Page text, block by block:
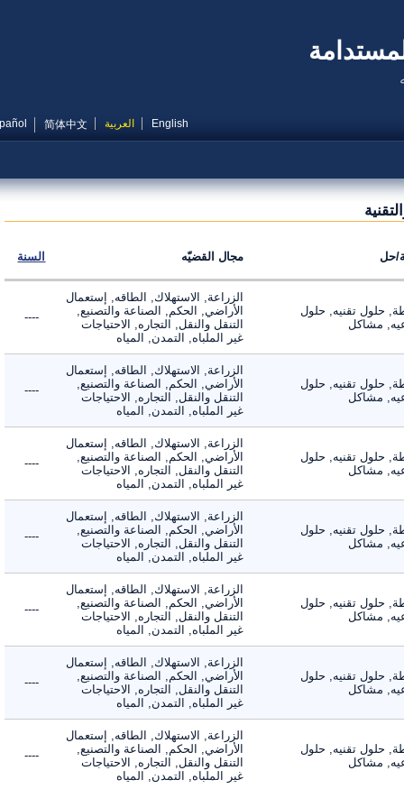
English العربية 简体中文
Español
مجال القضيّه السنة
حلول تقنيه, حلول
مشاكل
الزراعة, الاستهلاك, الطاقه, إستعمال
الأراضي, الحكم, الصناعة والتصنيع,
التنقل والنقل, التجاره, الاحتياجات
غير الملباه, التمدن, المياه
----
حلول تقنيه, حلول
مشاكل
الزراعة, الاستهلاك, الطاقه, إستعمال
الأراضي, الحكم, الصناعة والتصنيع,
التنقل والنقل, التجاره, الاحتياجات
غير الملباه, التمدن, المياه
----
حلول تقنيه, حلول
مشاكل
الزراعة, الاستهلاك, الطاقه, إستعمال
الأراضي, الحكم, الصناعة والتصنيع,
التنقل والنقل, التجاره, الاحتياجات
غير الملباه, التمدن, المياه
----
حلول تقنيه, حلول
مشاكل
الزراعة, الاستهلاك, الطاقه, إستعمال
الأراضي, الحكم, الصناعة والتصنيع,
التنقل والنقل, التجاره, الاحتياجات
غير الملباه, التمدن, المياه
----
حلول تقنيه, حلول
مشاكل
الزراعة, الاستهلاك, الطاقه, إستعمال
الأراضي, الحكم, الصناعة والتصنيع,
التنقل والنقل, التجاره, الاحتياجات
غير الملباه, التمدن, المياه
----
حلول تقنيه, حلول
مشاكل
الزراعة, الاستهلاك, الطاقه, إستعمال
الأراضي, الحكم, الصناعة والتصنيع,
التنقل والنقل, التجاره, الاحتياجات
غير الملباه, التمدن, المياه
----
حلول تقنيه, حلول
مشاكل
الزراعة, الاستهلاك, الطاقه, إستعمال
الأراضي, الحكم, الصناعة والتصنيع,
التنقل والنقل, التجاره, الاحتياجات
غير الملباه, التمدن, المياه
----